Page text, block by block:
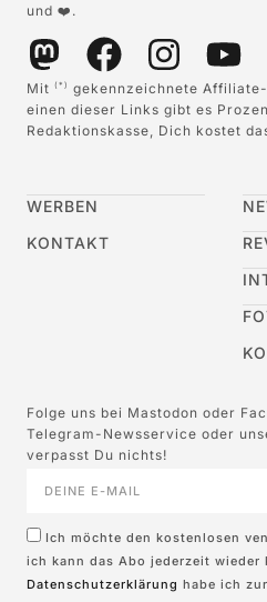
und ❤️.
Mit (*)
gekennzeichnete
einen dieser Links gibt es
Redaktionskasse, Dich kostet
WERBEN
KONTAKT
Folge uns bei Mastodon oder
Telegram-Newsservice oder
verpasst Du nichts!
Ich möchte den kostenlosen
ich kann das Abo jederzeit wieder
Datenschutzerklärung habe ich